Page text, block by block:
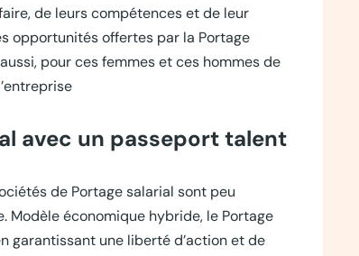
de leurs compétences et de leur
opportunités offertes par la Portage
pour ces femmes et ces hommes de
avec un passeport talent
de Portage salarial sont peu
Modèle économique hybride, le Portage
garantissant une liberté d’action et de